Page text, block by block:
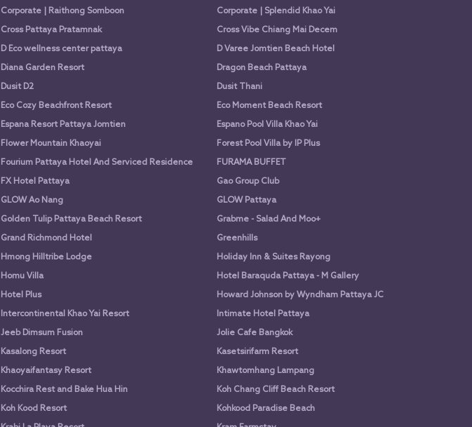
Corporate | Raithong Somboon
Corporate | Splendid Khao Yai
Cross Pattaya Pratamnak
Cross Vibe Chiang Mai Decem
D Eco wellness center pattaya
D Varee Jomtien Beach Hotel
Diana Garden Resort
Dragon Beach Pattaya
Dusit D2
Dusit Thani
Eco Cozy Beachfront Resort
Eco Moment Beach Resort
Espana Resort Pattaya Jomtien
Espano Pool Villa Khao Yai
Flower Mountain Khaoyai
Forest Pool Villa by IP Plus
Fourium Pattaya Hotel And Serviced Residence
FURAMA BUFFET
FX Hotel Pattaya
Gao Group Club
GLOW Ao Nang
GLOW Pattaya
Golden Tulip Pattaya Beach Resort
Grabme - Salad And Moo+
Grand Richmond Hotel
Greenhills
Hmong Hilltribe Lodge
Holiday Inn & Suites Rayong
Homu Villa
Hotel Baraquda Pattaya - M Gallery
Hotel Plus
Howard Johnson by Wyndham Pattaya JC
Intercontinental Khao Yai Resort
Intimate Hotel Pattaya
Jeeb Dimsum Fusion
Jolie Cafe Bangkok
Kasalong Resort
Kasetsirifarm Resort
Khaoyaifantasy Resort
Khawtomhang Lampang
Kocchira Rest and Bake Hua Hin
Koh Chang Cliff Beach Resort
Koh Kood Resort
Kohkood Paradise Beach